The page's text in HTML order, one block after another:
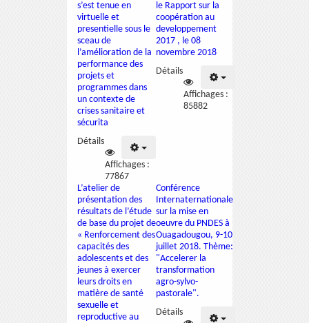
s’est tenue en
virtuelle et
presentielle sous le
sceau de
l’amélioration de la
performance des
projets et
programmes dans
un contexte de
crises sanitaire et
sécurita
Détails
Affichages :
77867
le Rapport sur la
coopération au
developpement
2017 , le 08
novembre 2018
Détails
Affichages :
85882
L’atelier de
présentation des
résultats de l’étude
de base du projet de
« Renforcement des
capacités des
adolescents et des
jeunes à exercer
leurs droits en
matière de santé
sexuelle et
reproductive au
Conférence
Internaternationale
sur la mise en
oeuvre du PNDES à
Ouagadougou, 9-10
juillet 2018. Thème:
"Accelerer la
transformation
agro-sylvo-
pastorale".
Détails